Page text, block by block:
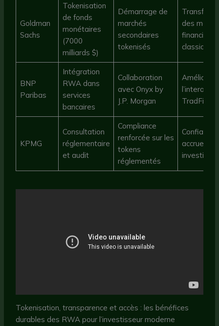
Goldman
Sachs
Tokenisation
de fonds
monétaires
(7000
milliards $)
Démarrage de
marchés
secondaires
tokenisés
des
financiers
classiques
BNP
Paribas
Intégration
RWA dans
services
bancaires
Collaboration
avec Onyx by
J.P. Morgan
TradFi-
KPMG
Consultation
réglementaire
et audit
Compliance
renforcée sur les
tokens
réglementés
Confiance
accrue des
Tokenisation, transparence et accès : les bénéfices
durables des RWA pour l’investisseur moderne